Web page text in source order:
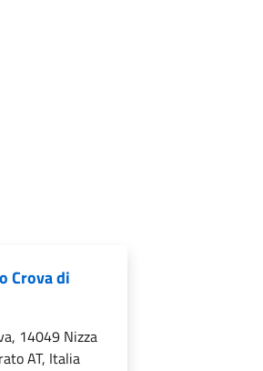
Crova di
14049 Nizza
AT, Italia